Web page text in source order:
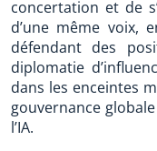
concertation et de
d’une même voix,
défendant des
diplomatie
dans les enceintes
gouvernance
l’IA.